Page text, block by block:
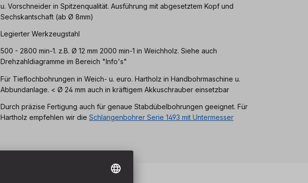
u. Vorschneider in Spitzenqualität. Ausführung mit abgesetztem Kopf und
Sechskantschaft (ab Ø 8mm)
Legierter Werkzeugstahl
500 - 2800 min-1. z.B. Ø 12 mm 2000 min-1 in Weichholz. Siehe auch
Drehzahldiagramme im Bereich "Info's"
Für Tieflochbohrungen in Weich- u. euro. Hartholz in Handbohrmaschine u.
Abbundanlage. < Ø 24 mm auch in kräftigem Akkuschrauber einsetzbar
Durch präzise Fertigung auch für genaue Stabdübelbohrungen geeignet. Für
Hartholz empfehlen wir die Schlangenbohrer Serie 1493 mit Untermesser